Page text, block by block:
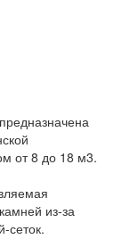
от 8 до 18 м3.
из-за
сеток.